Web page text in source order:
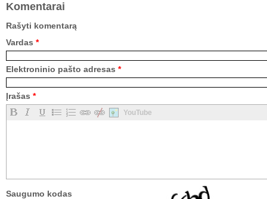
Komentarai
Rašyti komentarą
Vardas *
Elektroninio pašto adresas *
Įrašas *
YouTube
Saugumo kodas